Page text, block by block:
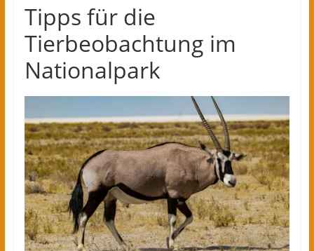
Tipps für die
Tierbeobachtung im
Nationalpark